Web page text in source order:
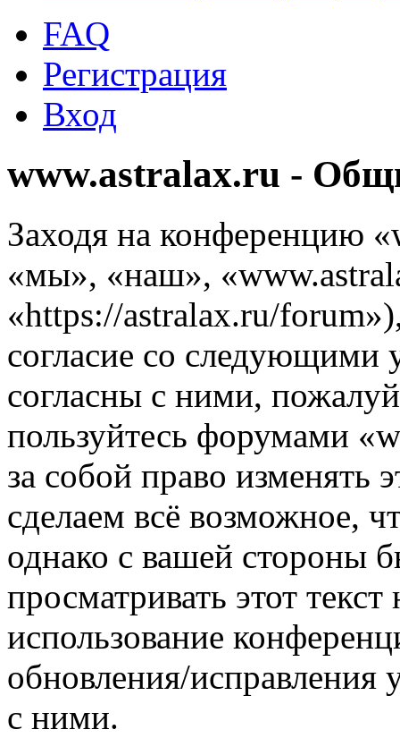
FAQ
Регистрация
Вход
www.astralax.ru -
Заходя на конференцию
«мы», «наш»,
«https://astralax.ru/
согласие со следующими
согласны с ними,
пользуйтесь форумами
за собой право изменять
сделаем всё возможное,
однако с вашей стороны
просматривать этот
использование
обновления/исправления
с ними.